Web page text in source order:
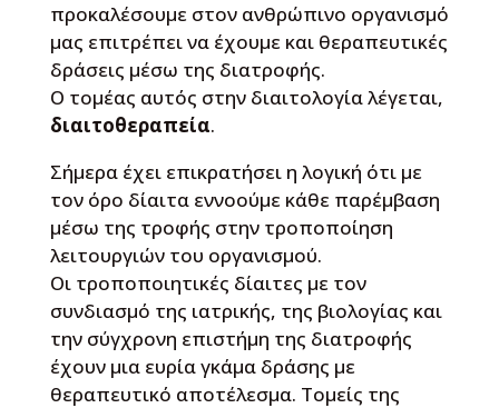
προκαλέσουμε στον ανθρώπινο οργανισμό
μας επιτρέπει να έχουμε και θεραπευτικές
δράσεις μέσω της διατροφής.
Ο τομέας αυτός στην διαιτολογία λέγεται,
διαιτοθεραπεία.
Σήμερα έχει επικρατήσει η λογική ότι με
τον όρο δίαιτα εννοούμε κάθε παρέμβαση
μέσω της τροφής στην τροποποίηση
λειτουργιών του οργανισμού.
Οι τροποποιητικές δίαιτες με τον
συνδιασμό της ιατρικής, της βιολογίας και
την σύγχρονη επιστήμη της διατροφής
έχουν μια ευρία γκάμα δράσης με
θεραπευτικό αποτέλεσμα. Τομείς της